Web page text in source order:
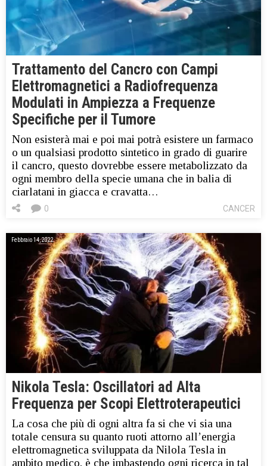
Trattamento del Cancro con Campi
Elettromagnetici a Radiofrequenza
Modulati in Ampiezza a Frequenze
Specifiche per il Tumore
Non esisterà mai e poi mai potrà esistere un farmaco
o un qualsiasi prodotto sintetico in grado di guarire
il cancro, questo dovrebbe essere metabolizzato da
ogni membro della specie umana che in balia di
ciarlatani in giacca e cravatta…
CANCER
0
Febbraio 14, 2022
Nikola Tesla: Oscillatori ad Alta
Frequenza per Scopi Elettroterapeutici
La cosa che più di ogni altra fa si che vi sia una
totale censura su quanto ruoti attorno all’energia
elettromagnetica sviluppata da Nilola Tesla in
ambito medico, è che imbastendo ogni ricerca in tal